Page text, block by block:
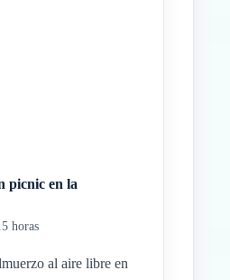
picnic en la
horas
al aire libre en